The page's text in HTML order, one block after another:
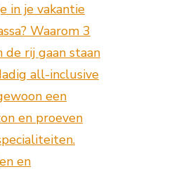
in je vakantie
Waarom 3
de rij gaan staan
all-inclusive
een
en proeven
en